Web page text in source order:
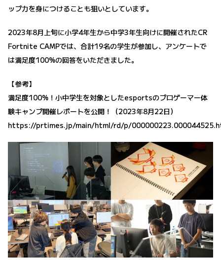
ップ力を身につけることも狙いとしています。
2023年8月上旬に小学4年生から中学3年生向けに開催されたCR
Fortnite CAMPでは、合計19名の学生が参加し、アンケートで
は満足度100%の回答をいただきました。
【参考】
満足度100%！小中学生を対象としたesportsのプロゲーマー体
験キャンプ開催レポートを公開！（2023年8月22日）
https://prtimes.jp/main/html/rd/p/